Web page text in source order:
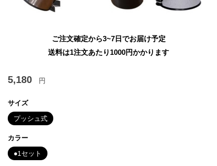
ご注文確定から3~7日でお届け予定
送料は1注文あたり 1000円かかります
5,180 円
サイズ
プッシュ式
カラー
●1セット